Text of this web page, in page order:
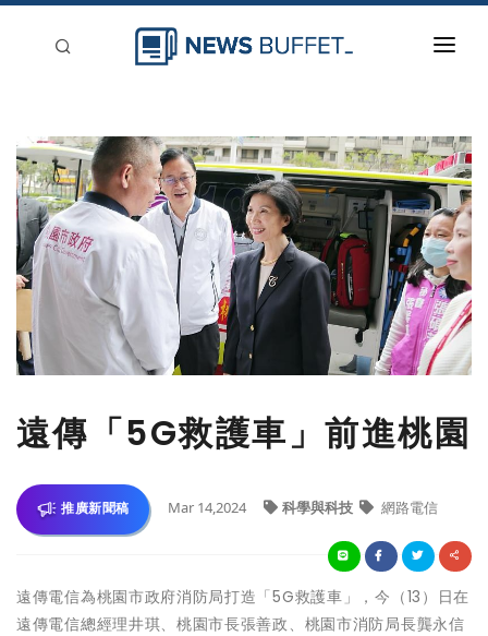
新聞稿分類
登入
刊登
遠傳「5G救護車」前進桃園
推廣新聞稿 Mar 14,2024 科學與科技 網路電信
遠傳電信為桃園市政府消防局打造「5G救護車」，今（13）日在
遠傳電信總經理井琪、桃園市長張善政、桃園市消防局長龔永信